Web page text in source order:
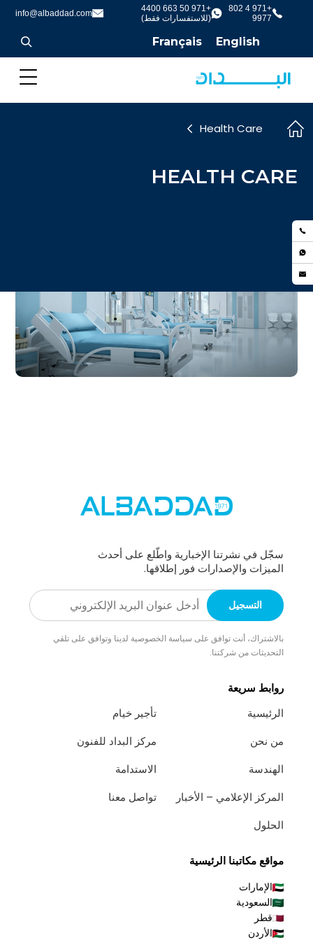
+971 4 802
9977
+971 50 663 4400
(للاستفسارات فقط)
info@albaddad.com
English
Français
Health Care
HEALTH CARE
سجّل في نشرتنا الإخبارية واطّلع على أحدث
الميزات والإصدارات فور إطلاقها.
بالاشتراك، أنت توافق على سياسة الخصوصية لدينا وتوافق على تلقي
التحديثات من شركتنا.
روابط سريعة
الرئيسية
من نحن
الهندسة
المركز الإعلامي – الأخبار
الحلول
تأجير خيام
مركز البداد للفنون
الاستدامة
تواصل معنا
مواقع مكاتبنا الرئيسية
الإمارات
السعودية
قطر
الأردن